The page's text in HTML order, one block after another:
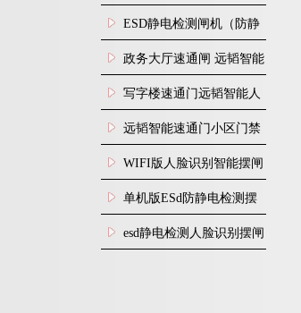
门禁闸机安装
​ESD静电检测闸机（防静
电门禁通道系统）
政务大厅速通闸 远韬智能
防尾随静音速通门
写字楼速通门远韬智能人
脸识别快速通道闸
远韬智能速通门小区门禁
闸机食堂消费摆闸
WIFI版人脸识别智能摆闸
机
单机版ESd防静电检测摆
闸机
esd静电检测人脸识别摆闸